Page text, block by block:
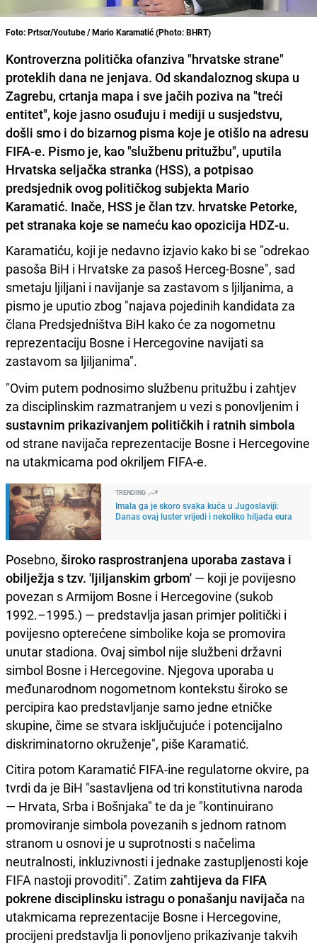
Foto: Prtscr/Youtube / Mario Karamatić (Photo: BHRT)
Kontroverzna politička ofanziva "hrvatske strane"
proteklih dana ne jenjava. Od skandaloznog skupa u
Zagrebu, crtanja mapa i sve jačih poziva na "treći
entitet", koje jasno osuđuju i mediji u susjedstvu,
došli smo i do bizarnog pisma koje je otišlo na adresu
FIFA-e. Pismo je, kao "službenu pritužbu", uputila
Hrvatska seljačka stranka (HSS), a potpisao
predsjednik ovog političkog subjekta Mario
Karamatić. Inače, HSS je član tzv. hrvatske Petorke,
pet stranaka koje se nameću kao opozicija HDZ-u.
Karamatiću, koji je nedavno izjavio kako bi se "odrekao
pasoša BiH i Hrvatske za pasoš Herceg-Bosne", sad
smetaju ljiljani i navijanje sa zastavom s ljiljanima, a
pismo je uputio zbog "najava pojedinih kandidata za
člana Predsjedništva BiH kako će za nogometnu
reprezentaciju Bosne i Hercegovine navijati sa
zastavom sa ljiljanima".
"Ovim putem podnosimo službenu pritužbu i zahtjev
za disciplinskim razmatranjem u vezi s ponovljenim i
sustavnim prikazivanjem političkih i ratnih simbola
od strane navijača reprezentacije Bosne i Hercegovine
na utakmicama pod okriljem FIFA-e.
TRENDING
Imala ga je skoro svaka kuća u Jugoslaviji:
Danas ovaj luster vrijedi i nekoliko hiljada eura
Posebno, široko rasprostranjena uporaba zastava i
obilježja s tzv. 'ljiljanskim grbom' — koji je povijesno
povezan s Armijom Bosne i Hercegovine (sukob
1992.–1995.) — predstavlja jasan primjer politički i
povijesno opterećene simbolike koja se promovira
unutar stadiona. Ovaj simbol nije službeni državni
simbol Bosne i Hercegovine. Njegova uporaba u
međunarodnom nogometnom kontekstu široko se
percipira kao predstavljanje samo jedne etničke
skupine, čime se stvara isključujuće i potencijalno
diskriminatorno okruženje", piše Karamatić.
Citira potom Karamatić FIFA-ine regulatorne okvire, pa
tvrdi da je BiH "sastavljena od tri konstitutivna naroda
— Hrvata, Srba i Bošnjaka" te da je "kontinuirano
promoviranje simbola povezanih s jednom ratnom
stranom u osnovi je u suprotnosti s načelima
neutralnosti, inkluzivnosti i jednake zastupljenosti koje
FIFA nastoji provoditi". Zatim zahtijeva da FIFA
pokrene disciplinsku istragu o ponašanju navijača na
utakmicama reprezentacije Bosne i Hercegovine,
procijeni predstavlja li ponovljeno prikazivanje takvih